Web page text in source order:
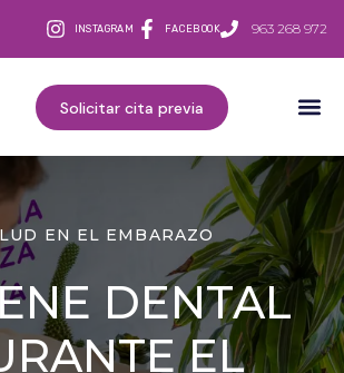
INSTAGRAM FACEBOOK 963 268 972
Solicitar cita previa
EN EL EMBARAZO
DENTAL
EL